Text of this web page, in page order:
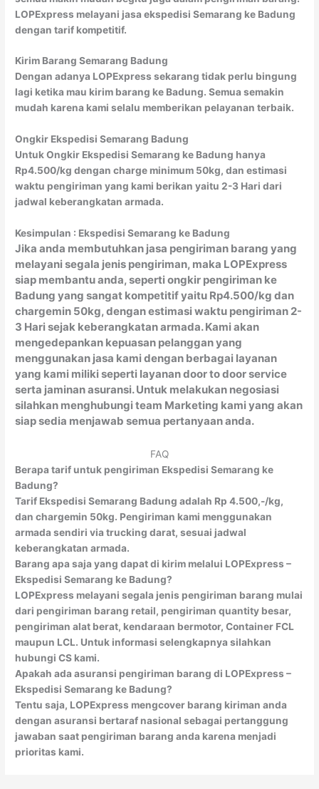
LOPExpress melayani jasa ekspedisi Semarang ke Badung
dengan tarif kompetitif.
Kirim Barang Semarang Badung
Dengan adanya LOPExpress sekarang tidak perlu bingung
lagi ketika mau kirim barang ke Badung. Semua semakin
mudah karena kami selalu memberikan pelayanan terbaik.
Ongkir Ekspedisi Semarang Badung
Untuk Ongkir Ekspedisi Semarang ke Badung hanya
Rp4.500/kg dengan charge minimum 50kg, dan estimasi
waktu pengiriman yang kami berikan yaitu 2-3 Hari dari
jadwal keberangkatan armada.
Kesimpulan : Ekspedisi Semarang ke Badung
Jika anda membutuhkan jasa pengiriman barang yang
melayani segala jenis pengiriman, maka LOPExpress
siap membantu anda, seperti ongkir pengiriman ke
Badung yang sangat kompetitif yaitu Rp4.500/kg dan
chargemin 50kg, dengan estimasi waktu pengiriman 2-
3 Hari sejak keberangkatan armada. Kami akan
mengedepankan kepuasan pelanggan yang
menggunakan jasa kami dengan berbagai layanan
yang kami miliki seperti layanan door to door service
serta jaminan asuransi. Untuk melakukan negosiasi
silahkan menghubungi team Marketing kami yang akan
siap sedia menjawab semua pertanyaan anda.
FAQ
Berapa tarif untuk pengiriman Ekspedisi Semarang ke
Badung?
Tarif Ekspedisi Semarang Badung adalah Rp 4.500,-/kg,
dan chargemin 50kg. Pengiriman kami menggunakan
armada sendiri via trucking darat, sesuai jadwal
keberangkatan armada.
Barang apa saja yang dapat di kirim melalui LOPExpress –
Ekspedisi Semarang ke Badung?
LOPExpress melayani segala jenis pengiriman barang mulai
dari pengiriman barang retail, pengiriman quantity besar,
pengiriman alat berat, kendaraan bermotor, Container FCL
maupun LCL. Untuk informasi selengkapnya silahkan
hubungi CS kami.
Apakah ada asuransi pengiriman barang di LOPExpress –
Ekspedisi Semarang ke Badung?
Tentu saja, LOPExpress mengcover barang kiriman anda
dengan asuransi bertaraf nasional sebagai pertanggung
jawaban saat pengiriman barang anda karena menjadi
prioritas kami.